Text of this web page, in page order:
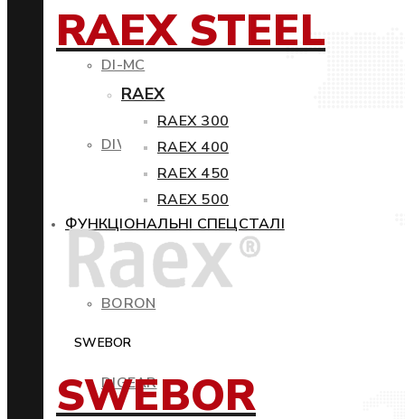
DI-MC
DIWIND
ФУНКЦІОНАЛЬНІ СПЕЦСТАЛІ
BORON
DIGEAR
RAEX STEEL
RAEX
RAEX 300
RAEX 400
RAEX 450
RAEX 500
SWEBOR
SWEBOR